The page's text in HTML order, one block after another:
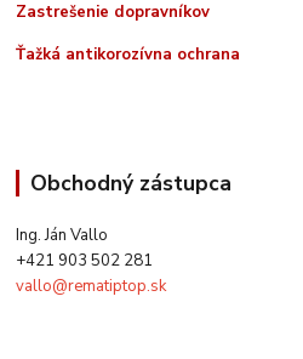
Zastrešenie dopravníkov
Ťažká antikorozívna ochrana
Obchodný zástupca
Ing. Ján Vallo
+421 903 502 281
vallo@rematiptop.sk